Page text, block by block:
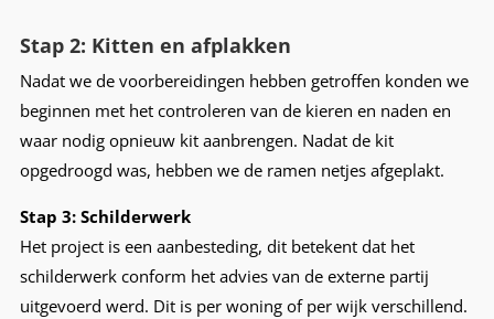
Stap 2: Kitten en afplakken
Nadat we de voorbereidingen hebben getroffen konden we
beginnen met het controleren van de kieren en naden en
waar nodig opnieuw kit aanbrengen. Nadat de kit
opgedroogd was, hebben we de ramen netjes afgeplakt.
Stap 3: Schilderwerk
Het project is een aanbesteding, dit betekent dat het
schilderwerk conform het advies van de externe partij
uitgevoerd werd. Dit is per woning of per wijk verschillend.